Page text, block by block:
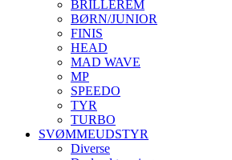
BRILLEREM
BØRN/JUNIOR
FINIS
HEAD
MAD WAVE
MP
SPEEDO
TYR
TURBO
SVØMMEUDSTYR
Diverse